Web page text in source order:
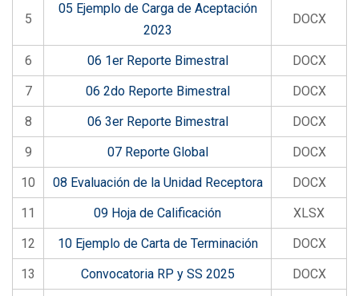
5
05 Ejemplo de Carga de Aceptación
2023
DOCX
6 06 1er Reporte Bimestral
DOCX
7
06 2do Reporte Bimestral
DOCX
8
06 3er Reporte Bimestral
DOCX
9
07 Reporte Global
DOCX
10
08 Evaluación de la Unidad Receptora
DOCX
11
09 Hoja de Calificación
XLSX
12
10 Ejemplo de Carta de Terminación
DOCX
13
Convocatoria RP y SS 2025
DOCX